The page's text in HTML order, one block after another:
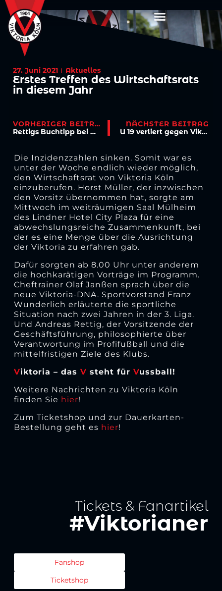
27. Juni 2021 Aktuelles
Erstes Treffen des Wirtschaftsrats
in diesem Jahr
VORHERIGER BEITRAG
Rettigs Buchtipp bei WDR 5
NÄCHSTER BEITRAG
U 19 verliert gegen Viktoria Griesheim mit 1:3
Die Inzidenzzahlen sinken. Somit war es
unter der Woche endlich wieder möglich,
den Wirtschaftsrat von Viktoria Köln
einzuberufen. Horst Müller, der inzwischen
den Vorsitz übernommen hat, sorgte am
Mittwoch im weiträumigen Saal Mülheim
des Lindner Hotel City Plaza für eine
abwechslungsreiche Zusammenkunft, bei
der es eine Menge über die Ausrichtung
der Viktoria zu erfahren gab.
Dafür sorgten ab 8.00 Uhr unter anderem
die hochkarätigen Vorträge im Programm.
Cheftrainer Olaf Janßen sprach über die
neue Viktoria-DNA. Sportvorstand Franz
Wunderlich erläuterte die sportliche
Situation nach zwei Jahren in der 3. Liga.
Und Andreas Rettig, der Vorsitzende der
Geschäftsführung, philosophierte über
Verantwortung im Profifußball und die
mittelfristigen Ziele des Klubs.
Viktoria – das V steht für Vussball!
Weitere Nachrichten zu Viktoria Köln
finden Sie hier!
Zum Ticketshop und zur Dauerkarten-
Bestellung geht es hier!
Tickets & Fanartikel
#Viktorianer
Fanshop
Ticketshop